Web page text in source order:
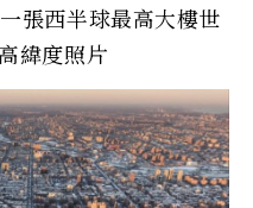
張西半球最高大樓世
緯度照片